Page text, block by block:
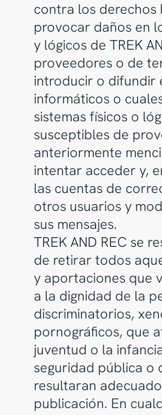
contra los derechos
provocar daños en
y lógicos de TREK
proveedores o de
introducir o difundir
informáticos o
sistemas físicos o
susceptibles de
anteriormente
intentar acceder y,
las cuentas de
otros usuarios y
sus mensajes.
TREK AND REC se
de retirar todos
y aportaciones que
a la dignidad de la
discriminatorios,
pornográficos, que
juventud o la
seguridad pública o
resultaran
publicación. En